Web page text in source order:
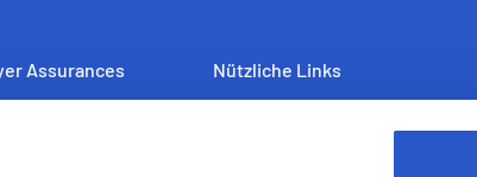
Assurances Nützliche Links